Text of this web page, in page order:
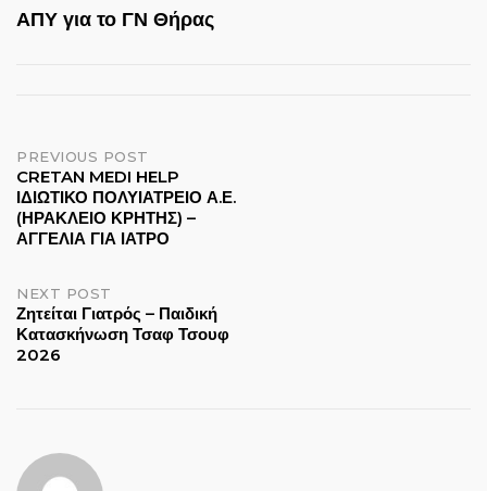
ΑΠΥ για το ΓΝ Θήρας
Post
navigation
PREVIOUS POST
CRETAN MEDI HELP
ΙΔΙΩΤΙΚΟ ΠΟΛΥΙΑΤΡΕΙΟ Α.Ε.
(ΗΡΑΚΛΕΙΟ ΚΡΗΤΗΣ) –
ΑΓΓΕΛΙΑ ΓΙΑ ΙΑΤΡΟ
NEXT POST
Ζητείται Γιατρός – Παιδική
Κατασκήνωση Τσαφ Τσουφ
2026